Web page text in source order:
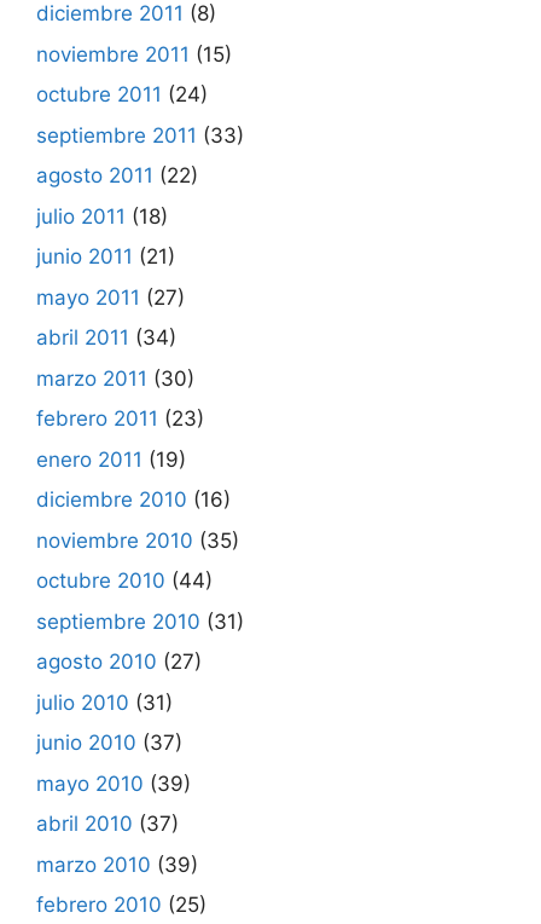
diciembre 2011 (8)
noviembre 2011 (15)
octubre 2011 (24)
septiembre 2011 (33)
agosto 2011 (22)
julio 2011 (18)
junio 2011 (21)
mayo 2011 (27)
abril 2011 (34)
marzo 2011 (30)
febrero 2011 (23)
enero 2011 (19)
diciembre 2010 (16)
noviembre 2010 (35)
octubre 2010 (44)
septiembre 2010 (31)
agosto 2010 (27)
julio 2010 (31)
junio 2010 (37)
mayo 2010 (39)
abril 2010 (37)
marzo 2010 (39)
febrero 2010 (25)